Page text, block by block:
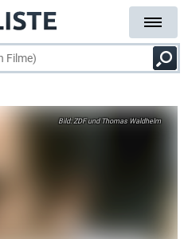
ZDF und Thomas Waldhelm